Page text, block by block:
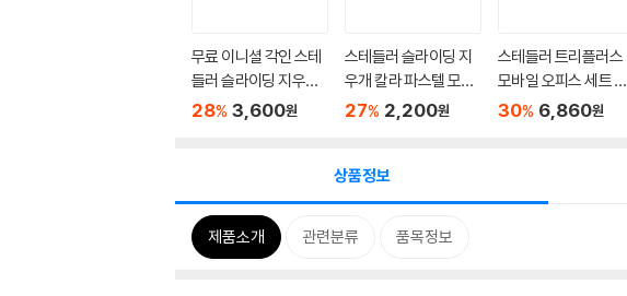
무료 이니셜 각인 스테
들러 슬라이딩 지우개
일...
28% 3,600원
스테들러 슬라이딩 지
우개 칼라 파스텔 모든
색상...
27% 2,200원
스테들러 트리플러스
모바일 오피스 세트 34
SB4
30% 6,860원
상품정보
제품소개 관련분류 품목정보